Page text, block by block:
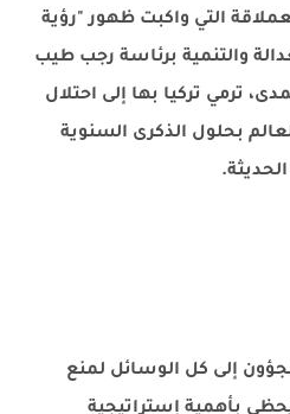
التي واكبت ظهور "رؤية
والتنمية برئاسة رجب طيب
ترمي تركيا بها إلى احتلال
10 دول في العالم بحلول الذكرى السنوية
إلى كل الوسائل لمنع
بأهمية إستراتيجية